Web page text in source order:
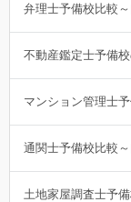
弁理士予備校比較
不動産鑑定士予備
マンション管理士
通関士予備校比較
土地家屋調査士予